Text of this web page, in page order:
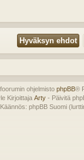
ohjelmisto phpBB®
Kirjoittaja Arty- Päivitä
Käännös: phpBB Suomi